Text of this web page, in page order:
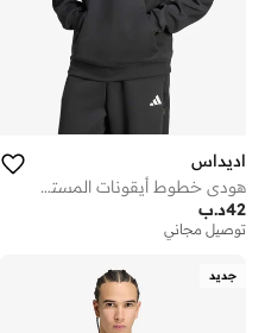
اديداس
هودي خطوط أيقونات المستقبل
د.ب42
توصيل مجاني
جديد